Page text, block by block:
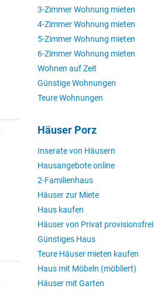
3-Zimmer Wohnung mieten
4-Zimmer Wohnung mieten
5-Zimmer Wohnung mieten
6-Zimmer Wohnung mieten
Wohnen auf Zeit
Günstige Wohnungen
Teure Wohnungen
Häuser Porz
Inserate von Häusern
Hausangebote online
2-Familienhaus
Häuser zur Miete
Haus kaufen
Häuser von Privat provisionsfrei
Günstiges Haus
Teure Häuser mieten kaufen
Haus mit Möbeln (möbliert)
Häuser mit Garten